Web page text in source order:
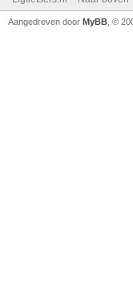
Aangedreven door MyBB , ©